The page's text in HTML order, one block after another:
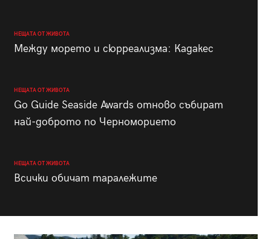
НЕЩАТА ОТ ЖИВОТА
Между морето и сюрреализма: Кадакес
НЕЩАТА ОТ ЖИВОТА
Go Guide Seaside Awards отново събират
най-доброто по Черноморието
НЕЩАТА ОТ ЖИВОТА
Всички обичат таралежите